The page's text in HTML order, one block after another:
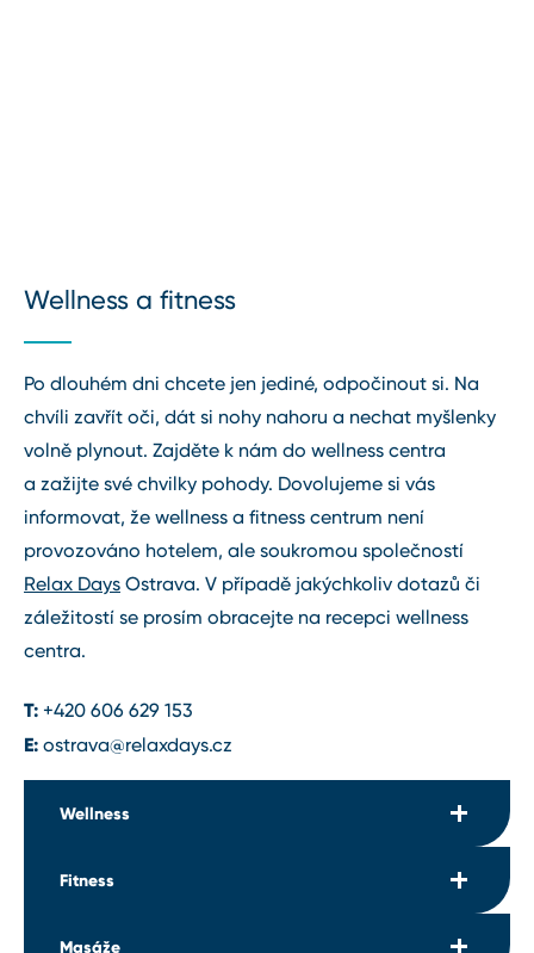
Wellness a fitness
Po dlouhém dni chcete jen jediné, odpočinout si. Na
chvíli zavřít oči, dát si nohy nahoru a nechat myšlenky
volně plynout. Zajděte k nám do wellness centra
a zažijte své chvilky pohody. Dovolujeme si vás
informovat, že wellness a fitness centrum není
provozováno hotelem, ale soukromou společností
Relax Days Ostrava. V případě jakýchkoliv dotazů či
záležitostí se prosím obracejte na recepci wellness
centra.
T: +420 606 629 153
E: ostrava@relaxdays.cz
Wellness
Zajdete si do bazénu. Necháte vodní trysky, aby
saunovém rituálu. Nakonec si vezmete drink, svoji
Fitness
Masáže